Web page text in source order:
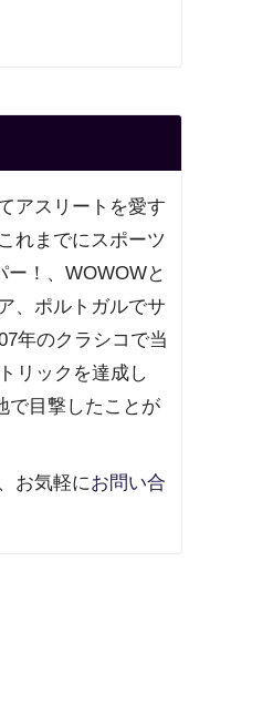
アスリートを愛す
れまでにスポーツ
ー！、WOWOWと
、ポルトガルでサ
年のクラシコで当
リックを達成し
で目撃したことが
お気軽にお問い合